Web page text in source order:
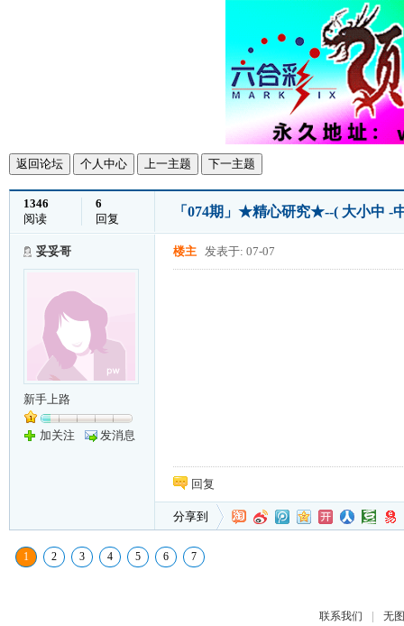
返回论坛 个人中心 上一主题 下一主题
1346
阅读
6
回复
「074期」★精心研究★--( 大小中 -
妥妥哥
新手上路
加关注 发消息
楼主 发表于: 07-07
回复
分享到
1 2 3 4 5 6 7
联系我们 | 无